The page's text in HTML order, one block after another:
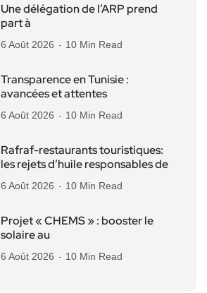
Une délégation de l’ARP prend
part à
6 Août 2026 10 Min Read
Transparence en Tunisie :
avancées et attentes
6 Août 2026 10 Min Read
Rafraf-restaurants touristiques:
les rejets d’huile responsables de
6 Août 2026 10 Min Read
Projet « CHEMS » : booster le
solaire au
6 Août 2026 10 Min Read